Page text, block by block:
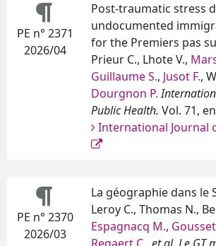
PE n° 2371
2026/04
Post-traumatic stress
undocumented
for the Premiers pas
Prieur C., Lhote V.,
Guillaume S., Jusot F.,
Dourgnon P.
Public Health. Vol. 71,
International Journal
PE n° 2370
2026/03
La géographie dans le
Leroy C., Thomas N.,
Espagnacq M.,